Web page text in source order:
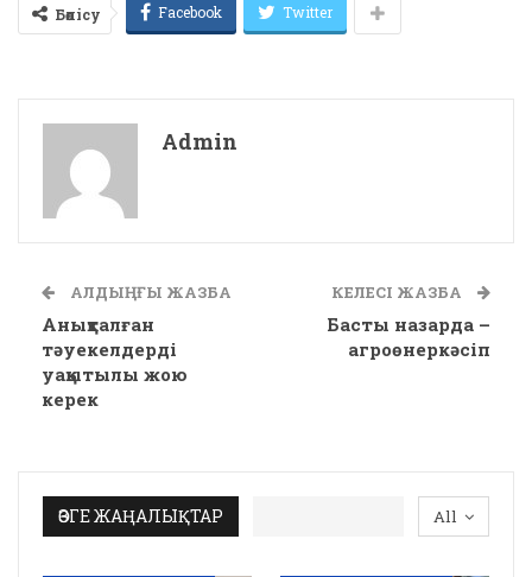
Бөлісу Facebook Twitter
Admin
АЛДЫҢҒЫ ЖАЗБА
Анықталған
тәуекелдерді
уақытылы жою
керек
КЕЛЕСІ ЖАЗБА
Басты назарда –
агроөнеркәсіп
All
ӨЗГЕ ЖАҢАЛЫҚТАР